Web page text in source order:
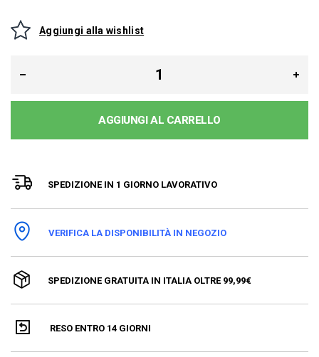
Aggiungi alla wishlist
AGGIUNGI AL CARRELLO
SPEDIZIONE IN 1 GIORNO LAVORATIVO
VERIFICA LA DISPONIBILITÀ IN NEGOZIO
SPEDIZIONE GRATUITA IN ITALIA OLTRE 99,99€
RESO ENTRO 14 GIORNI